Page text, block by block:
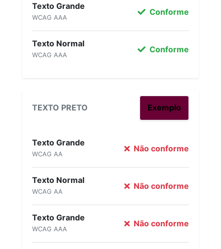
Texto Grande
WCAG AAA
Conforme
Texto Normal
WCAG AAA
Conforme
TEXTO PRETO Exemplo
Texto Grande
WCAG AA
Não conforme
Texto Normal
WCAG AA
Não conforme
Texto Grande
WCAG AAA
Não conforme